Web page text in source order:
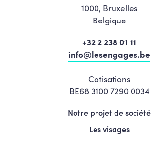
1000, Bruxelles
Belgique
+32 2 238 01 11
info@lesengages.be
Cotisations
BE68 3100 7290 0034
Notre projet de société
Les visages